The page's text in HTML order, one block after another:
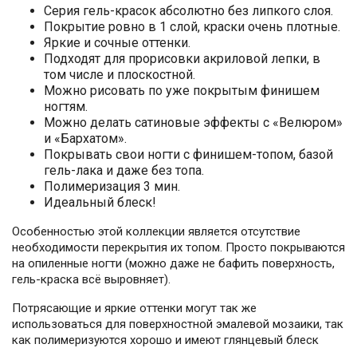
Серия гель-красок абсолютно без липкого слоя.
Покрытие ровно в 1 слой, краски очень плотные.
Яркие и сочные оттенки.
Подходят для прорисовки акриловой лепки, в
том числе и плоскостной.
Можно рисовать по уже покрытым финишем
ногтям.
Можно делать сатиновые эффекты с «Велюром»
и «Бархатом».
Покрывать свои ногти с финишем-топом, базой
гель-лака и даже без топа.
Полимеризация 3 мин.
Идеальный блеск!
Особенностью этой коллекции является отсутствие
необходимости перекрытия их топом. Просто покрываются
на опиленные ногти (можно даже не бафить поверхность,
гель-краска всё выровняет).
Потрясающие и яркие оттенки могут так же
использоваться для поверхностной эмалевой мозаики, так
как полимеризуются хорошо и имеют глянцевый блеск